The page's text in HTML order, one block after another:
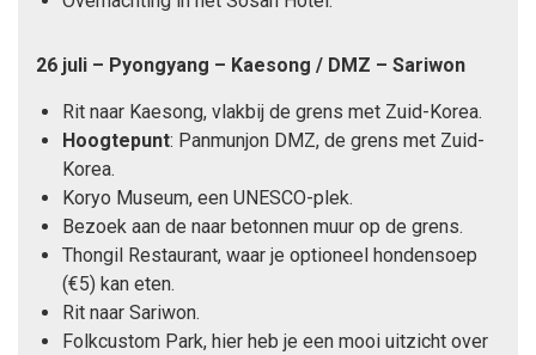
26 juli – Pyongyang – Kaesong / DMZ – Sariwon
Rit naar Kaesong, vlakbij de grens met Zuid-Korea.
Hoogtepunt: Panmunjon DMZ, de grens met Zuid-
Korea.
Koryo Museum, een UNESCO-plek.
Bezoek aan de naar betonnen muur op de grens.
Thongil Restaurant, waar je optioneel hondensoep
(€5) kan eten.
Rit naar Sariwon.
Folkcustom Park, hier heb je een mooi uitzicht over